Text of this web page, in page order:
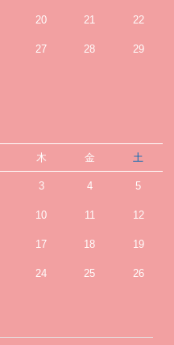
20 21 22
27 28 29
木 金 土
3 4 5
10 11 12
17 18 19
24 25 26